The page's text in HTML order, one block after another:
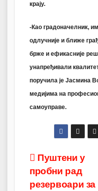
крају.
-Као градоначелник,
одлучније и ближе
брже и ефикасније
унапређивали
поручила је Јасмина
медијима на
самоуправе.
Post
navigation
Пуштени у
пробни рад
резервоари за